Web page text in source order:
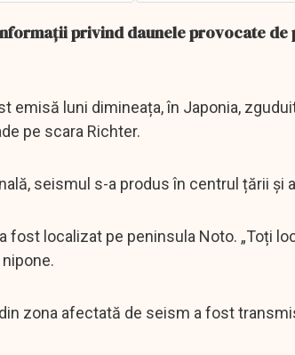
privind daunele provocate
emisă luni dimineața, în Japonia,
pe scara Richter.
seismul s-a produs în centrul țării
fost localizat pe peninsula Noto. „Toți
zona afectată de seism a fost